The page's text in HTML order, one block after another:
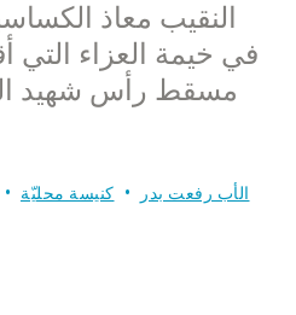
النقيب معاذ
في خيمة العزاء
مسقط رأس شهيد
الأب رفعت بدر كنيسة محليّة